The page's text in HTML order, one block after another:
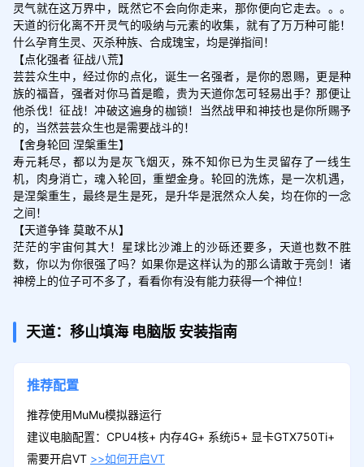
灵气就在这万界中，既然它不会向你走来，那你便向它走去。。。
天道的衍化离不开灵气的吸纳与元素的收集，就有了万万种可能！
什么孕育生灵、灭杀种族、合成瑰宝，均是弹指间！
【点化强者 征战八荒】
芸芸众生中，经过你的点化，诞生一名强者，是你的恩赐，更是种
族的福音，强者对你马首是瞻，贵为天道你怎可轻易出手？那便让
他杀伐！征战！冲破这遍身的枷锁！当然战甲和神技也是你所赐予
的，当然芸芸众生也是需要战斗的！
【舍身轮回 涅槃重生】
寿元耗尽，都以为是灰飞烟灭，殊不知你已为生灵留存了一线生
机，肉身消亡，魂入轮回，重塑金身。轮回的洗炼，是一次机遇，
是涅槃重生，最终是生是死，是升华是泯然众人矣，均在你的一念
之间！
【天道争锋 莫敢不从】
茫茫的宇宙何其大！星球比沙滩上的沙砾还要多，天道也数不胜
数，你以为你很强了吗？如果你是这样认为的那么请敢于亮剑！诸
天道：移山填海 电脑版 安装指南
推荐配置
推荐使用MuMu模拟器运行
建议电脑配置：CPU4核+ 内存4G+ 系统i5+ 显卡GTX750Ti+
需要开启VT >>如何开启VT